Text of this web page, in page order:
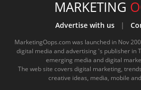
e
b
o
o
k
t
u
b
e
.
o
m
e
m
e
MARKETING
Advertise with us|
MarketingOops.com was launched in Nov
digital media and advertising 's publisher in
emerging media and digital
The web site covers digital marketing,
creative ideas, media, mobile